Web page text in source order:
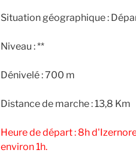
Situation géographique :
Niveau : **
Dénivelé : 700 m
Distance de marche : 13,8 Km
Heure de départ : 8h
environ 1h.